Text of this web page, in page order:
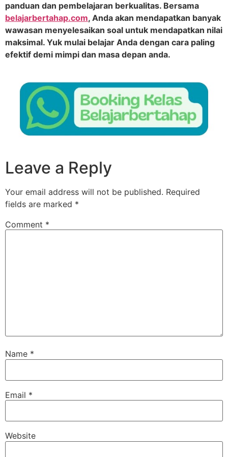
panduan dan pembelajaran berkualitas. Bersama
belajarbertahap.com, Anda akan mendapatkan banyak
wawasan menyelesaikan soal untuk mendapatkan nilai
maksimal. Yuk mulai belajar Anda dengan cara paling
efektif demi mimpi dan masa depan anda.
Leave a Reply
Your email address will not be published. Required
fields are marked *
Comment *
Name *
Email *
Website